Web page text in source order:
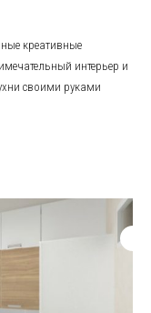
креативные
интерьер и
своими руками